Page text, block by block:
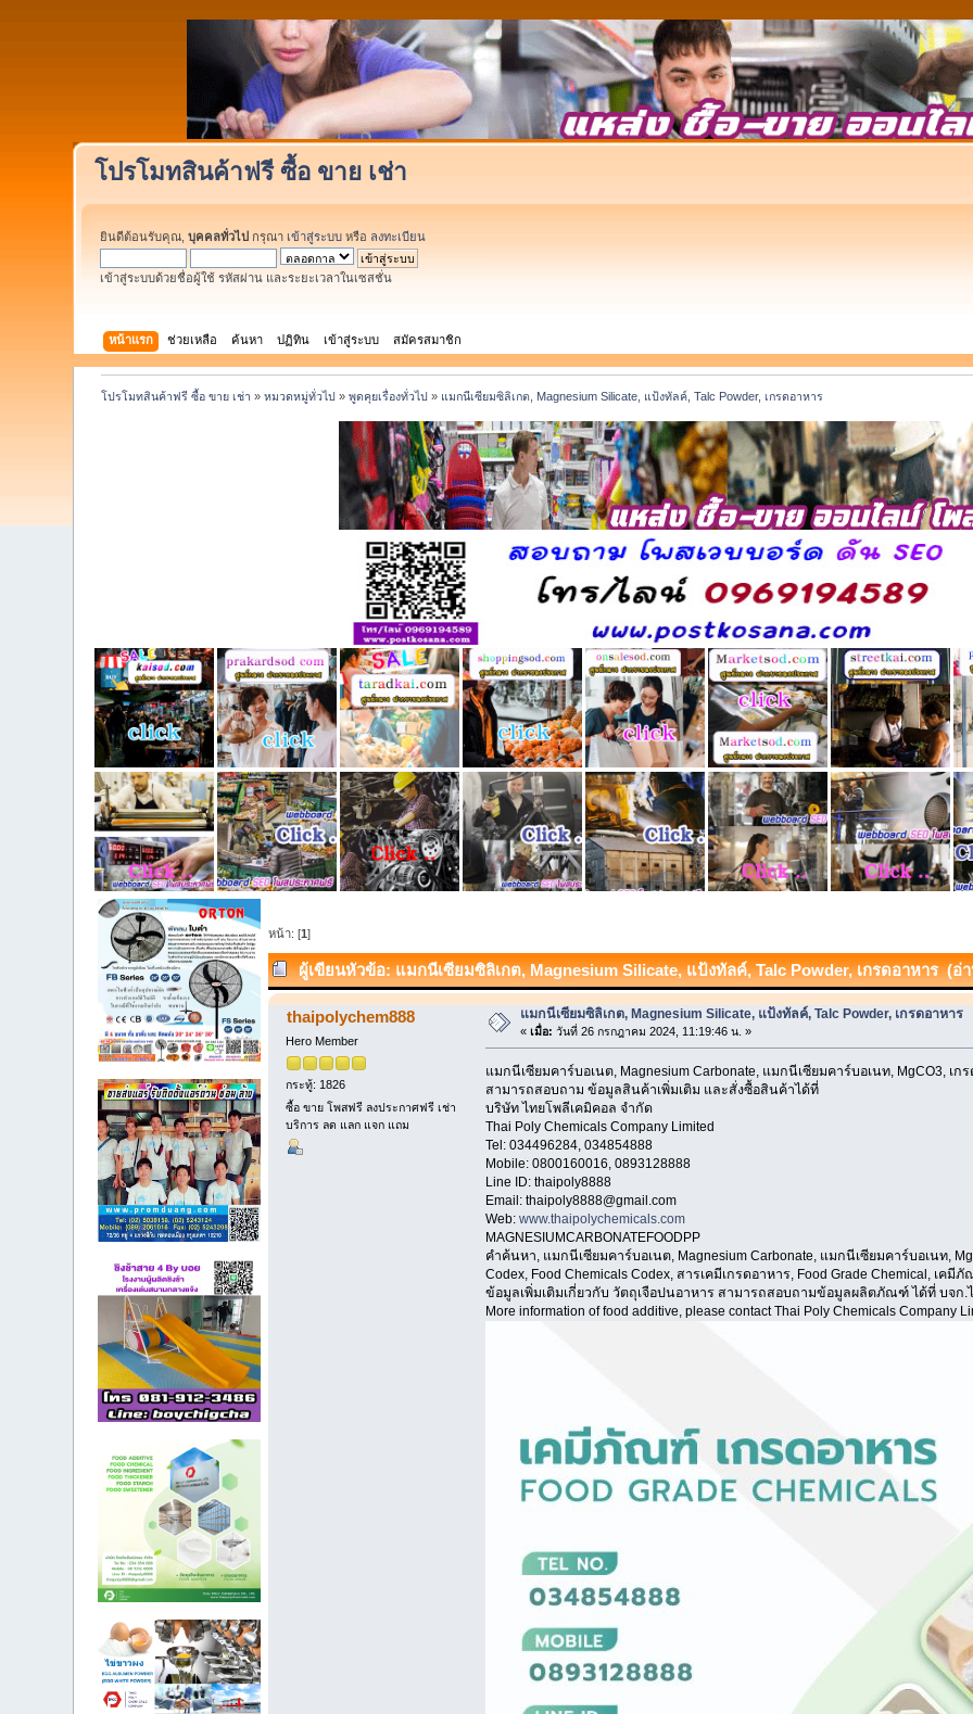
โปรโมทสินค้าฟรี ซื้อ ขาย เช่า
ยินดีต้อนรับคุณ,บุคคลทั่วไป กรุณา เข้าสู่ระบบ หรือ ลงทะเบียน
เข้าสู่ระบบด้วยชื่อผู้ใช้ รหัสผ่าน และระยะเวลาในเซสชั่น
หน้าแรก ช่วยเหลือ ค้นหา ปฏิทิน เข้าสู่ระบบ สมัครสมาชิก
โปรโมทสินค้าฟรี ซื้อ ขาย เช่า »หมวดหมู่ทั่วไป »พูดคุยเรื่องทั่วไป » แมกนีเซียมซิลิเกต, Magnesium Silicate, แป้งทัลค์, Talc Powder, เกรดอาหาร
หน้า: [1]
ผู้เขียนหัวข้อ: แมกนีเซียมซิลิเกต, Magnesium Silicate, แป้งทัลค์, Talc Powder, เกรดอาหาร (อ่า
thaipolychem888
Hero Member
กระทู้: 1826
ซื้อ ขาย โพสฟรี ลงประกาศฟรี เช่า
บริการ ลด แลก แจก แถม
แมกนีเซียมซิลิเกต, Magnesium Silicate, แป้งทัลค์, Talc Powder, เกรดอาหาร
«เมื่อ: วันที่ 26 กรกฎาคม 2024, 11:19:46 น. »
แมกนีเซียมคาร์บอเนต, Magnesium Carbonate, แมกนีเซียมคาร์บอเนท, MgCO3, เกร
สามารถสอบถาม ข้อมูลสินค้าเพิ่มเติม และสั่งซื้อสินค้าได้ที่
บริษัท ไทยโพลีเคมิคอล จำกัด
Thai Poly Chemicals Company Limited
Tel: 034496284, 034854888
Mobile: 0800160016, 0893128888
Line ID: thaipoly8888
Email: thaipoly8888@gmail.com
Web: www.thaipolychemicals.com
MAGNESIUMCARBONATEFOODPP
คำค้นหา, แมกนีเซียมคาร์บอเนต, Magnesium Carbonate, แมกนีเซียมคาร์บอเนท,
Codex, Food Chemicals Codex, สารเคมีเกรดอาหาร, Food Grade Chemical, เคมี
ข้อมูลเพิ่มเติมเกี่ยวกับ วัตถุเจือปนอาหาร สามารถสอบถามข้อมูลผลิตภัณฑ์ ได้ที่ บจก.
More information of food additive, please contact Thai Poly Chemicals Company